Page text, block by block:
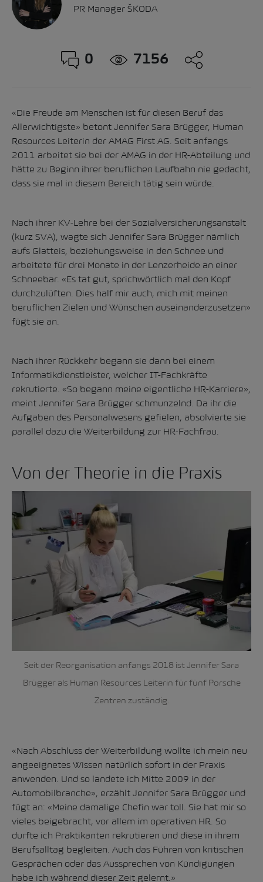
PR Manager ŠKODA
0 7156
«Die Freude am Menschen ist für diesen Beruf das
Allerwichtigste» betont Jennifer Sara Brügger, Human
Resources Leiterin der AMAG First AG. Seit anfangs
2011 arbeitet sie bei der AMAG in der HR-Abteilung und
hätte zu Beginn ihrer beruflichen Laufbahn nie gedacht,
dass sie mal in diesem Bereich tätig sein würde.
Nach ihrer KV-Lehre bei der Sozialversicherungsanstalt
(kurz SVA), wagte sich Jennifer Sara Brügger nämlich
aufs Glatteis, beziehungsweise in den Schnee und
arbeitete für drei Monate in der Lenzerheide an einer
Schneebar. «Es tat gut, sprichwörtlich mal den Kopf
durchzulüften. Dies half mir auch, mich mit meinen
beruflichen Zielen und Wünschen auseinanderzusetzen»
fügt sie an.
Nach ihrer Rückkehr begann sie dann bei einem
Informatikdienstleister, welcher IT-Fachkräfte
rekrutierte. «So begann meine eigentliche HR-Karriere»,
meint Jennifer Sara Brügger schmunzelnd. Da ihr die
Aufgaben des Personalwesens gefielen, absolvierte sie
parallel dazu die Weiterbildung zur HR-Fachfrau.
Von der Theorie in die Praxis
Seit der Reorganisation anfangs 2018 ist Jennifer Sara
Brügger als Human Resources Leiterin für fünf Porsche
Zentren zuständig.
«Nach Abschluss der Weiterbildung wollte ich mein neu
angeeignetes Wissen natürlich sofort in der Praxis
anwenden. Und so landete ich Mitte 2009 in der
Automobilbranche», erzählt Jennifer Sara Brügger und
fügt an: «Meine damalige Chefin war toll. Sie hat mir so
vieles beigebracht, vor allem im operativen HR. So
durfte ich Praktikanten rekrutieren und diese in ihrem
Berufsalltag begleiten. Auch das Führen von kritischen
Gesprächen oder das Aussprechen von Kündigungen
habe ich während dieser Zeit gelernt.»